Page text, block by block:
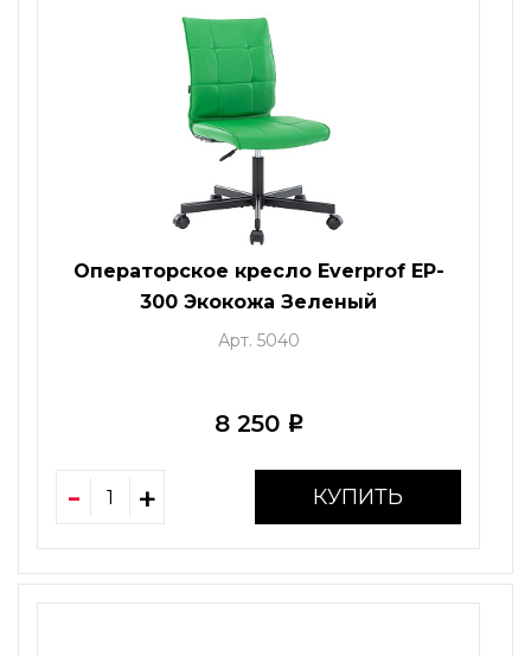
Операторское кресло Everprof EP-
300 Экокожа Зеленый
Арт. 5040
8 250 i
КУПИТЬ